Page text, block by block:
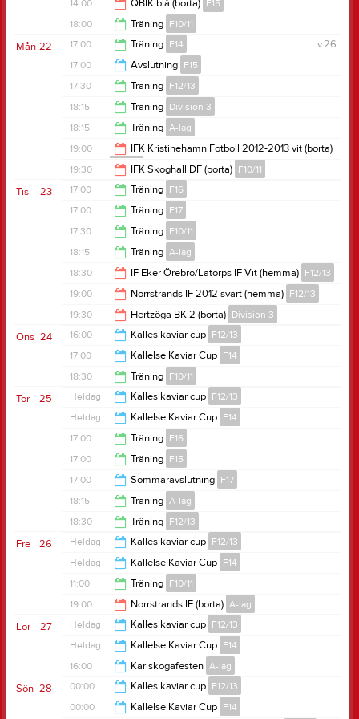
14:30
14:00 QBIK blå (borta) F15
16:00
18:00 Träning F10/11
19:00
22
Mån v.26
17:00 Träning F14
18:30
17:00 Avslutning F15
19:00
17:30 Träning F12/13
19:00
18:15 Träning Division 3
19:45
18:15 Träning A-lag
19:45
19:00
IFK Kristinehamn Fotboll 2012-2013 vit (borta)
F12/13
21:00
19:30 IFK Skoghall DF (borta) F10/11
21:30
23
Tis 17:00 Träning F16
18:30
17:00 Träning F17
18:30
17:30 Träning F10/11
19:00
18:15 Träning A-lag
19:45
18:30 IF Eker Örebro/Latorps IF Vit (hemma) F12/13
20:30
19:00 Norrstrands IF 2012 svart (hemma) F12/13
21:00
19:30 Hertzöga BK 2 (borta) Division 3
21:30
24
Ons 16:00 Kalles kaviar cup F12/13
00:00
17:00 Kallelse Kaviar Cup F14
00:00
18:30 Träning F10/11
20:00
25
Tor Heldag Kalles kaviar cup F12/13
Heldag
Kallelse Kaviar Cup F14
17:00
Träning F16
18:30
17:00 Träning F15
18:30
17:00 Sommaravslutning F17
18:30
18:15 Träning A-lag
19:45
18:30 Träning F12/13
20:00
26
Fre Heldag Kalles kaviar cup F12/13
Heldag
Kallelse Kaviar Cup F14
11:00
Träning F10/11
12:30
19:00 Norrstrands IF (borta) A-lag
21:00
27
Lör Heldag Kalles kaviar cup F12/13
Heldag
Kallelse Kaviar Cup F14
16:00
Karlskogafesten A-lag
23:00
28
Sön 00:00 Kalles kaviar cup F12/13
00:00
Kallelse Kaviar Cup F14